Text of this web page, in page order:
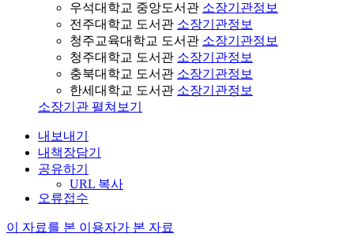
우석대학교 중앙도서관 소장기관정보
전주대학교 도서관 소장기관정보
청주교육대학교 도서관 소장기관정보
청주대학교 도서관 소장기관정보
충북대학교 도서관 소장기관정보
한세대학교 도서관 소장기관정보
소장기관 펼쳐보기
내보내기
내책장담기
공유하기
URL 복사
오류접수
이 자료를 본 이용자가 본 자료